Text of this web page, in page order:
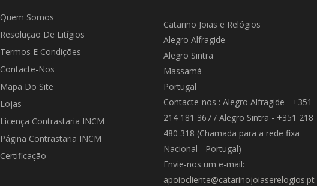
Quem Somos
Resolução De Litígios
Termos E Condições
Contacte-Nos
Mapa Do Site
Lojas
Licença Contrastaria INCM
Página Contrastaria INCM
Certificação
Catarino Joias e Relógios
Alegro Alfragide
Alegro Sintra
Massamá
Portugal
Contacte-nos : Alegro Alfragide - +351
214 181 367 / Alegro Sintra - +351 218
480 318 (Chamada para a rede fixa
Nacional - Portugal)
Envie-nos um e-mail:
apoiocliente@catarinojoiaserelogios.pt